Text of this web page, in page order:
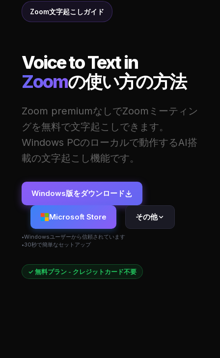
Zoom文字起こしガイド
Voice to Text in
Zoomの使い方の方法
Zoom premiumなしでZoomミーティン
グを無料で文字起こしできます。
Windows PCのローカルで動作するAI搭
載の文字起こし機能です。
Windows版をダウンロード
Microsoft Store
Windowsユーザーから信頼されています
30秒で簡単なセットアップ
その他
✓ 無料プラン - クレジットカード不要